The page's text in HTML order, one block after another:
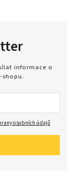
informace o
osobních údajů